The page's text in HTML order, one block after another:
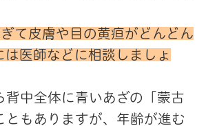
て皮膚や目の黄疸がどんどん
は医師などに相談しましょ
背中全体に青いあざの「蒙古
ともありますが、年齢が進む